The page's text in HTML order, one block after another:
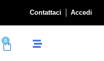
Contattaci Accedi
0